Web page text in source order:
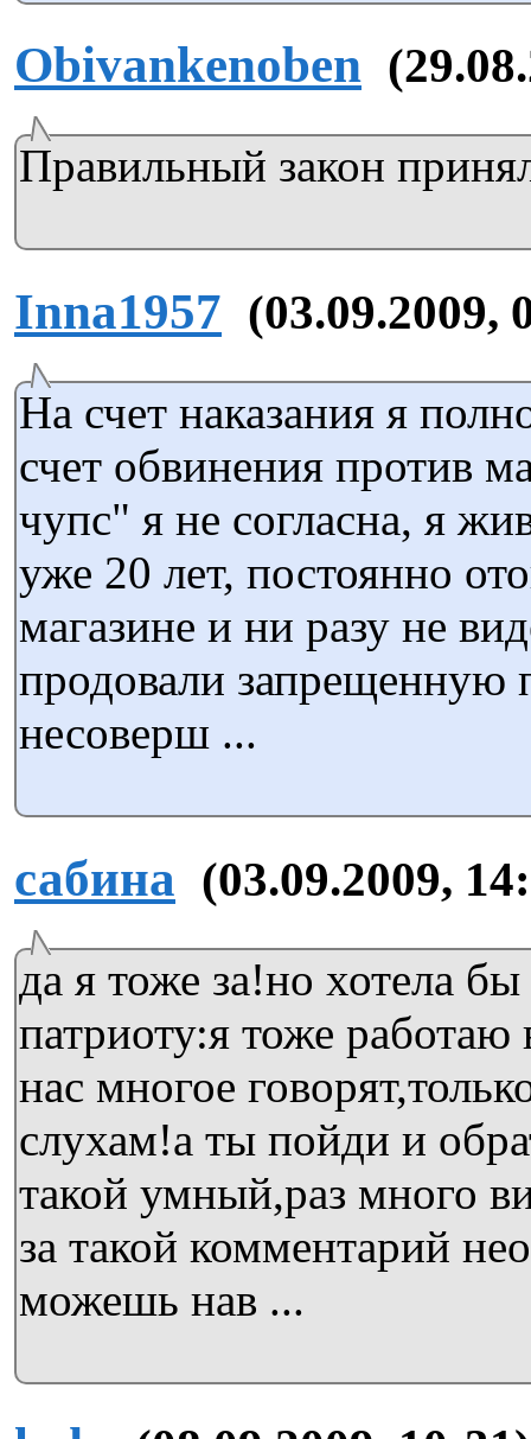
Obivankenoben
Правильный закон
Inna1957 (03.09.2009,
На счет наказания я
счет обвинения против
чупс" я не согласна, я
уже 20 лет, постоянно
магазине и ни разу не
продовали запрещенную
несоверш ...
сабина (03.09.2009,
да я тоже за!но хотела бы
патриоту:я тоже работаю
нас многое
слухам!а ты пойди и
такой умный,раз много
за такой комментарий
можешь нав ...